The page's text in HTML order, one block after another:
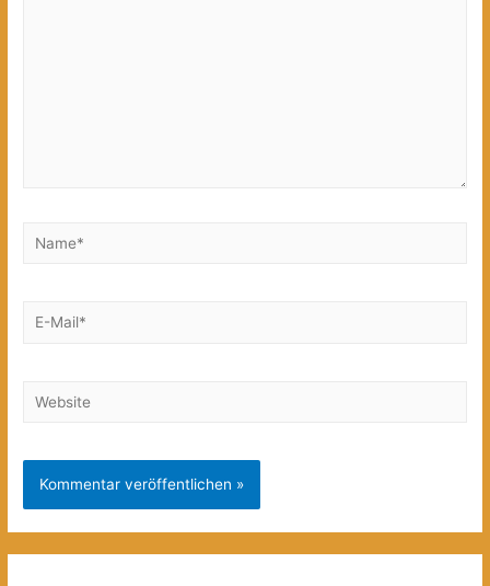
Name*
E-
Website